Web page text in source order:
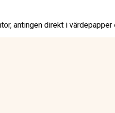
antingen direkt i